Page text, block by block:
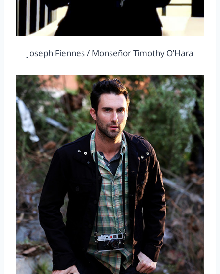
Joseph Fiennes / Monseñor Timothy O’Hara